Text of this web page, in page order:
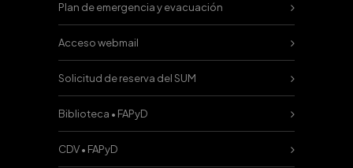
Plan de emergencia y evacuación
Acceso webmail
Solicitud de reserva del SUM
Biblioteca • FAPyD
CDV • FAPyD